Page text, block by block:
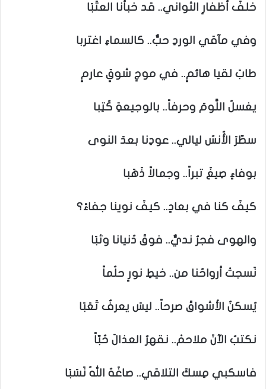
خلفَ أظفارِ الثواني.. قد خبأنا العتَبَا
وفي مآقي الوردِ حبٌّ.. كالسماءِ اغتربا
طابَ لقيا هائمٍ.. في موجِ شوقٍ عارمٍ
يغسلُ اللَّومَ وحرفاً.. بالوجيعةِ كُتِبا
سطّرَ الأُنسُ ليالي.. عودِنا بعدَ النوى
بوفاءٍ صِيغَ تبراً.. وجمالاً ذَهَبا
كيفَ كنا في بعادٍ.. كيفَ نوينا جفاءً؟
والهوى فجرٌ نديٌّ.. فوقَ دُنيانا وثبَا
نَسجتْ أرواحُنا من.. خيطِ نورٍ حلُماً
يُسكنُ الأشواقَ صرحاً.. ليسَ يعرفُ تَعَبَا
نكتبُ الآنَ ملاحمْ.. نقهرُ العذالَ حُبّاً
فاسكبي مِسكَ التلاقي.. صاغَهُ اللهُ نَسَبَا